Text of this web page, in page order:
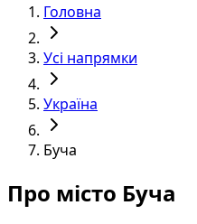
Головна
Усі напрямки
Україна
Буча
Про місто Буча